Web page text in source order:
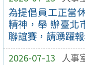
為提倡員工正當
精神，舉 辦臺北
聯誼賽，請踴躍
2026-07-13 人事